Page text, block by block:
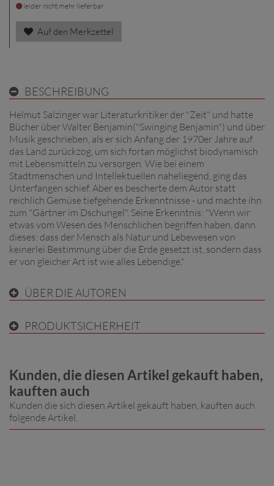
leider nicht mehr lieferbar
Auf den Merkzettel
BESCHREIBUNG
Helmut Salzinger war Literaturkritiker der "Zeit" und hatte
Bücher über Walter Benjamin("Swinging Benjamin") und über
Musik geschrieben, als er sich Anfang der 1970er Jahre auf
das Land zurückzog, um sich fortan möglichst biodynamisch
mit Lebensmitteln zu versorgen. Wie bei einem
Stadtmenschen und Intellektuellen naheliegend, ging das
Unterfangen schief. Aber es bescherte dem Autor statt
reichlich Gemüse tiefgehende Erkenntnisse - und machte ihn
zum "Gärtner im Dschungel". Seine Erkenntnis: "Wenn wir
etwas vom Wesen des Menschlichen begriffen haben, dann
dieses: dass der Mensch als Natur und Lebewesen von
keinerlei Bestimmung über die Erde gesetzt ist, sondern dass
er von gleicher Art ist wie alles Lebendige."
ÜBER DIE AUTOREN
PRODUKTSICHERHEIT
Kunden, die diesen Artikel gekauft haben,
kauften auch
Kunden die sich diesen Artikel gekauft haben, kauften auch
folgende Artikel.